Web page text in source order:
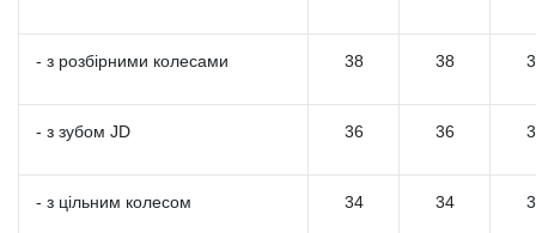
- з розбірними колесами 38 38
- з зубом JD 36 36
- з цільним колесом 34 34